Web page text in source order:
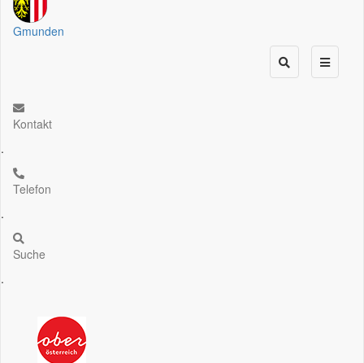
Gmunden
Kontakt
.
Telefon
.
Suche
.